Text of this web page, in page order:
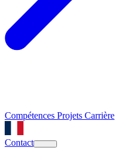
Compétences Projets Carrière
Contact